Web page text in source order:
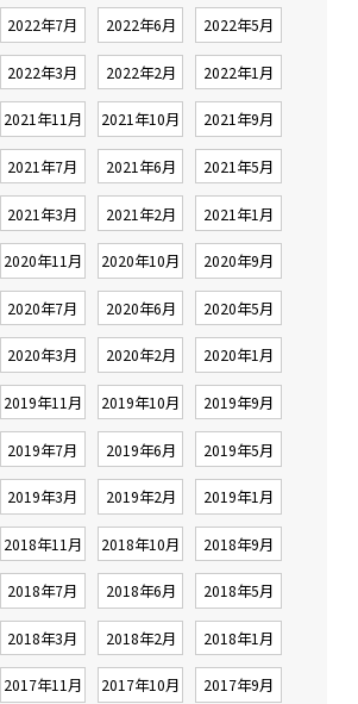
2022年7月 2022年6月 2022年5月
2022年3月 2022年2月 2022年1月
2021年11月 2021年10月 2021年9月
2021年7月 2021年6月 2021年5月
2021年3月 2021年2月 2021年1月
2020年11月 2020年10月 2020年9月
2020年7月 2020年6月 2020年5月
2020年3月 2020年2月 2020年1月
2019年11月 2019年10月 2019年9月
2019年7月 2019年6月 2019年5月
2019年3月 2019年2月 2019年1月
2018年11月 2018年10月 2018年9月
2018年7月 2018年6月 2018年5月
2018年3月 2018年2月 2018年1月
2017年11月 2017年10月 2017年9月